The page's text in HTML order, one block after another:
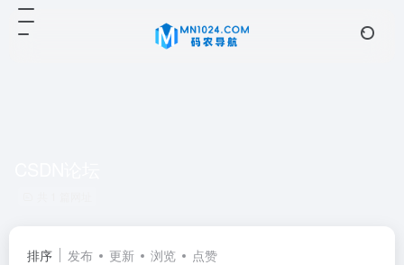
排序 发布 更新 浏览 点赞